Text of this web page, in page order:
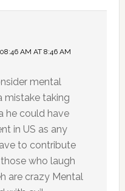
AM AT 8:46 AM
mental
mistake taking
he could have
in US as any
to contribute
who laugh
are crazy Mental